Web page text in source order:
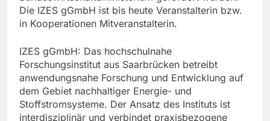
Die IZES gGmbH ist bis heute Veranstalterin bzw.
in Kooperationen Mitveranstalterin.
IZES gGmbH: Das hochschulnahe
Forschungsinstitut aus Saarbrücken betreibt
anwendungsnahe Forschung und Entwicklung auf
dem Gebiet nachhaltiger Energie- und
Stoffstromsysteme. Der Ansatz des Instituts ist
interdisziplinär und verbindet praxisbezogene